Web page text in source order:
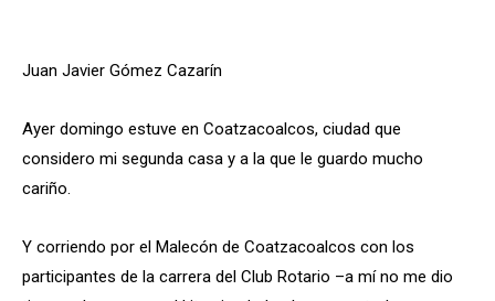
Juan Javier Gómez Cazarín
Ayer domingo estuve en Coatzacoalcos, ciudad que
considero mi segunda casa y a la que le guardo mucho
cariño.
Y corriendo por el Malecón de Coatzacoalcos con los
participantes de la carrera del Club Rotario –a mí no me dio